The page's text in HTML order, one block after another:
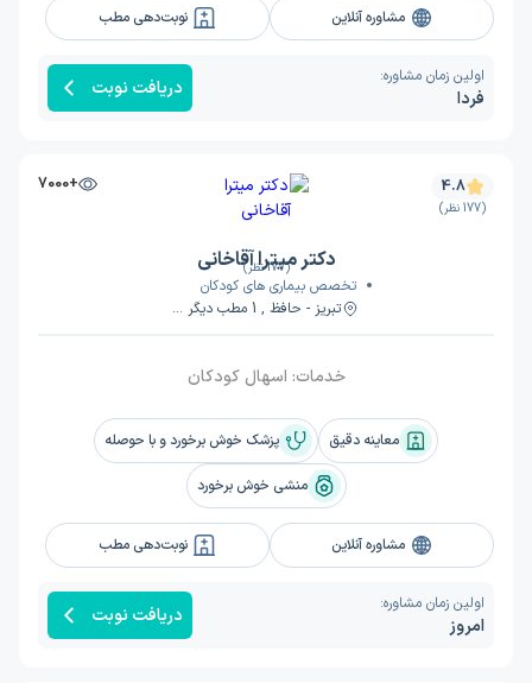
مشاوره آنلاین نوبت‌دهی مطب
اولین زمان مشاوره:
فردا دریافت نوبت
(177 نظر)
+7000 4.8
(177 نظر)
دکتر میترا آقاخانی
تخصص بیماری های کودکان
تبریز - حافظ , 1 مطب دیگر ...
خدمات: اسهال کودکان
معاینه دقیق پزشک خوش برخورد و با حوصله
منشی خوش برخورد
مشاوره آنلاین نوبت‌دهی مطب
اولین زمان مشاوره:
امروز دریافت نوبت